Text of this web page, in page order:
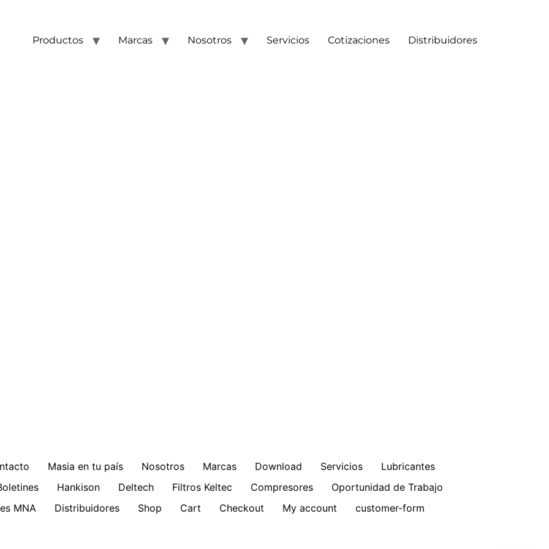
Productos Marcas Nosotros Servicios Cotizaciones Distribuidores
Masia en tu país Nosotros Marcas Download Servicios
Lubricantes
Hankison Deltech Filtros Keltec Compresores
Oportunidad de Trabajo
MNA
Distribuidores Shop Cart Checkout My account customer-form